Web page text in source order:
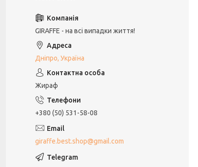
GIRAFFE - на всі випадки життя!
Дніпро, Україна
Жираф
+380 (50) 531-58-08
giraffe.best.shop@gmail.com